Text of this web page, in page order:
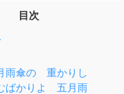
目次
雨傘の 重かりし
ばかりよ 五月雨